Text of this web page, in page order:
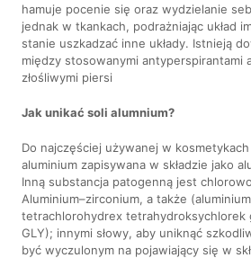
hamuje pocenie się oraz wydzielanie
jednak w tkankach, podrażniając układ
stanie uszkadzać inne układy. Istnieją
między stosowanymi antyperspirantami
złośliwymi piersi
Jak unikać soli alumnium?
Do najczęściej używanej w
aluminium zapisywana w składzie jako
Inną substancja patogenną jest
Aluminium–zirconium, a także
tetrachlorohydrex tetrahydroksychlorek
GLY); innymi słowy, aby uniknąć
być wyczulonym na pojawiający się w